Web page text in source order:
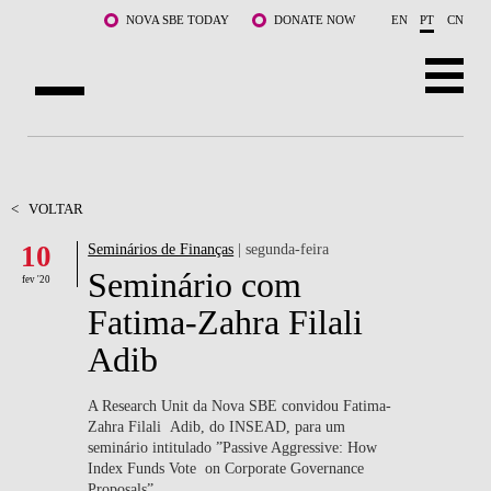
Saltar para o conteúdo principalNOVA SBE TODAY DONATE NOW EN PT CN
DOCENTES E INVESTIGAÇÃO
COMUNIDADE
LIFE AT NOVA SBE
WHAT'S HAPPENING
< VOLTAR
10
fev '20
Seminários de Finanças | segunda-feira
Seminário com
Fatima-Zahra Filali
Adib
A Research Unit da Nova SBE convidou Fatima-
Zahra Filali Adib, do INSEAD, para um
seminário intitulado ”Passive Aggressive: How
Index Funds Vote on Corporate Governance